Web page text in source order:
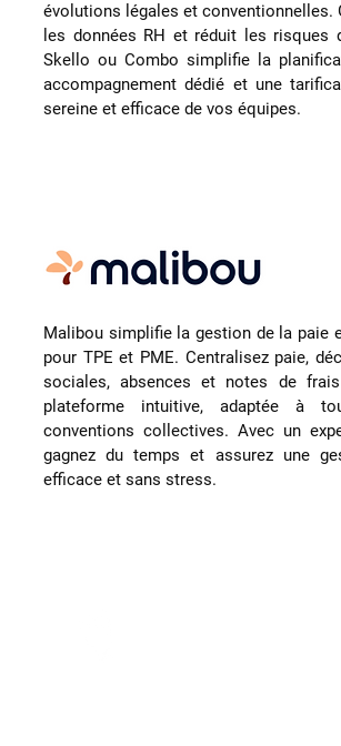
évolutions légales et conventionnelles.
les données RH et réduit les risques
Skello ou Combo simplifie la
accompagnement dédié et une
sereine et efficace de vos équipes.
Malibou simplifie la gestion de la paie
pour TPE et PME. Centralisez paie,
sociales, absences et notes de
plateforme intuitive, adaptée à
conventions collectives. Avec un
gagnez du temps et assurez une
efficace et sans stress.